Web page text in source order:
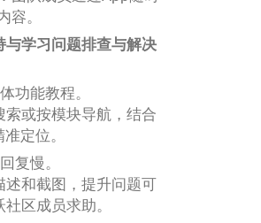
容。
与学习问题排查与解决
功能教程。
索或按模块导航，结合
定位。
复慢。
述和截图，提升问题可
区成员求助。